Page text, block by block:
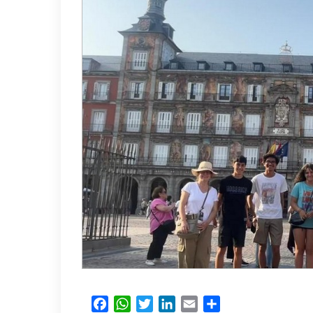
FacebookWhatsAppTwitterLinkedIn
Email